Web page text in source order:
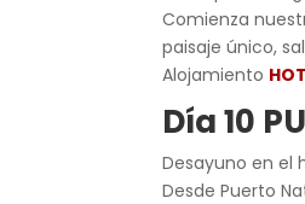
Comienza
paisaje único,
Alojamiento
Día 10
Desayuno en el
Desde Puerto